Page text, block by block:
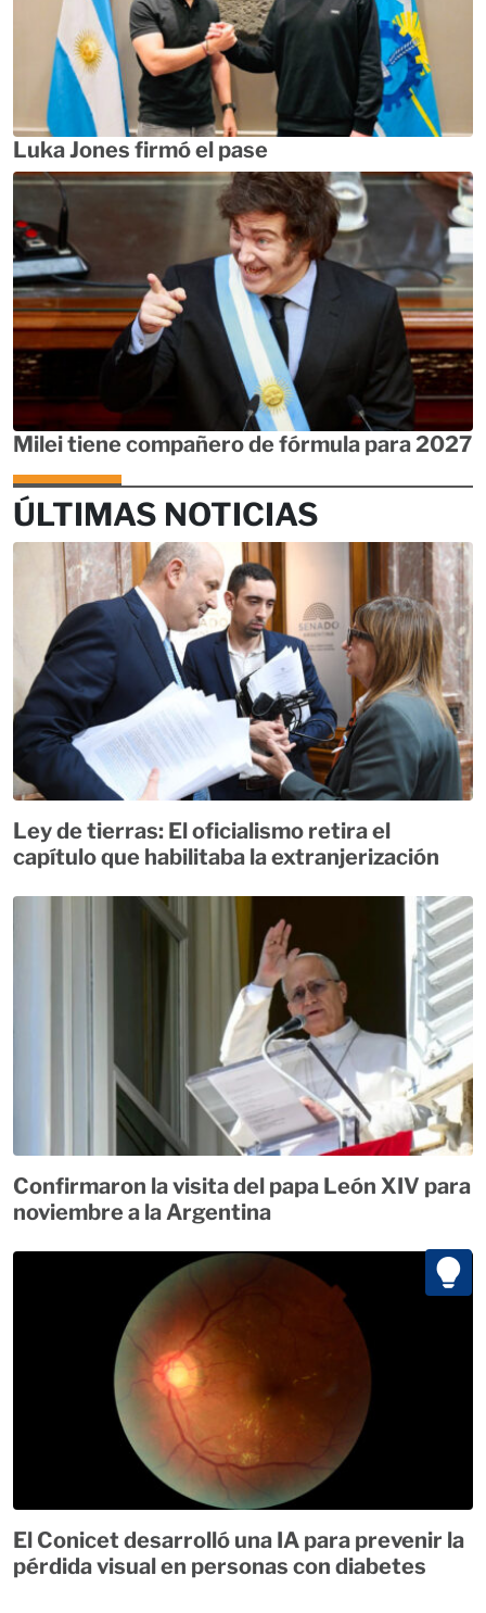
Luka Jones firmó el pase
Milei tiene compañero de fórmula para 2027
ÚLTIMAS NOTICIAS
Ley de tierras: El oficialismo retira el
capítulo que habilitaba la extranjerización
Confirmaron la visita del papa León XIV para
noviembre a la Argentina
El Conicet desarrolló una IA para prevenir la
pérdida visual en personas con diabetes